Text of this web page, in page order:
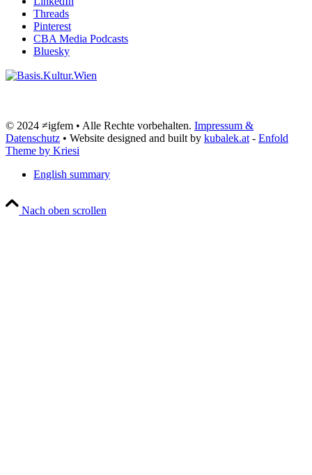
Threads
Pinterest
CBA Media Podcasts
Bluesky
© 2024 ≠igfem • Alle Rechte vorbehalten. Impressum &
Datenschutz • Website designed and built by kubalek.at - Enfold
Theme by Kriesi
English summary
Nach oben scrollen